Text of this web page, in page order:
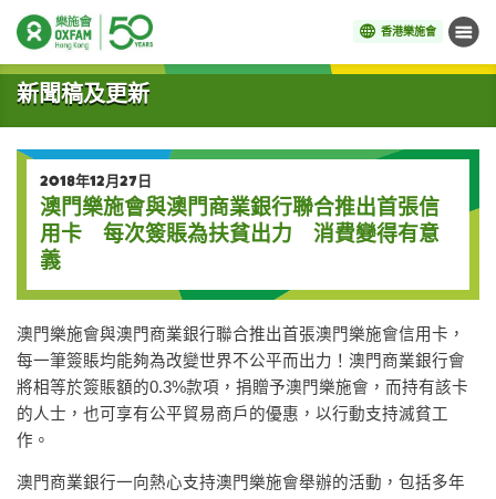
香港樂施會 目錄
開始主要內容
新聞稿及更新
2018年12月27日
澳門樂施會與澳門商業銀行聯合推出首張信
用卡 每次簽賬為扶貧出力 消費變得有意
義
澳門樂施會與澳門商業銀行聯合推出首張澳門樂施會信用卡，
每一筆簽賬均能夠為改變世界不公平而出力！澳門商業銀行會
將相等於簽賬額的0.3%款項，捐贈予澳門樂施會，而持有該卡
的人士，也可享有公平貿易商戶的優惠，以行動支持滅貧工
作。
澳門商業銀行一向熱心支持澳門樂施會舉辦的活動，包括多年